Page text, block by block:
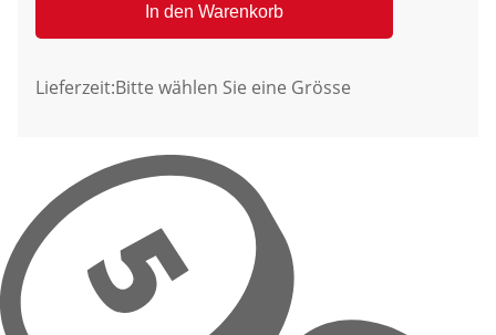
In den Warenkorb
Lieferzeit:Bitte wählen Sie eine Grösse